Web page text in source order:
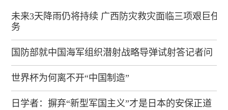
未来3天降雨仍将持续 广西防灾救灾面临三项艰巨任
务
国防部就中国海军组织潜射战略导弹试射答记者问
世界杯为何离不开“中国制造”
日学者：摒弃“新型军国主义”才是日本的安保正道